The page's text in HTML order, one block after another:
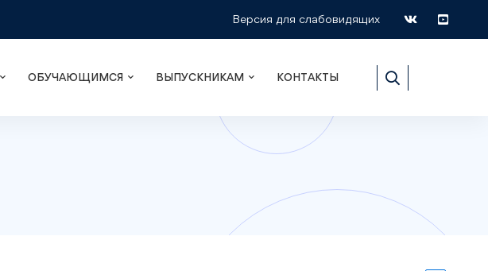
Версия для слабовидящих
ОБУЧАЮЩИМСЯ ВЫПУСКНИКАМ КОНТАКТЫ